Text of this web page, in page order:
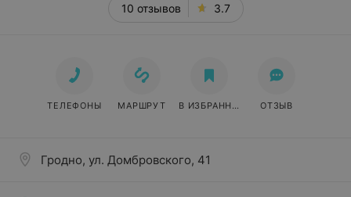
10 отзывов 3.7
Гродно, ул. Домбровского, 41
ТЕЛЕФОНЫ МАРШРУТ В ИЗБРАННОЕ ОТЗЫВ